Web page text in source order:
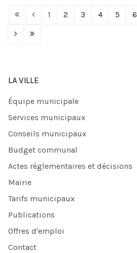
1 2 3 4 5 6
LA VILLE
Équipe municipale
Services municipaux
Conseils municipaux
Budget communal
Actes règlementaires et décisions
Mairie
Tarifs municipaux
Publications
Offres d'emploi
Contact